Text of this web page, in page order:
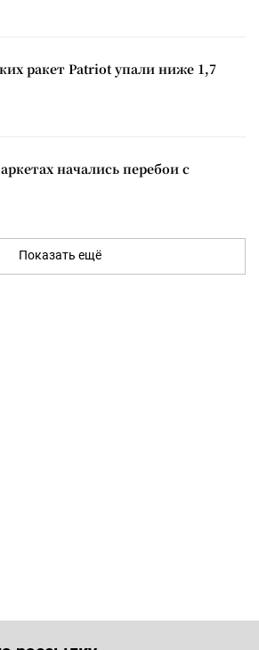
ракет Patriot упали ниже 1,7
начались перебои с
Показать ещё